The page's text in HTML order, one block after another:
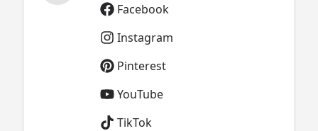
Facebook
Instagram
Pinterest
YouTube
TikTok